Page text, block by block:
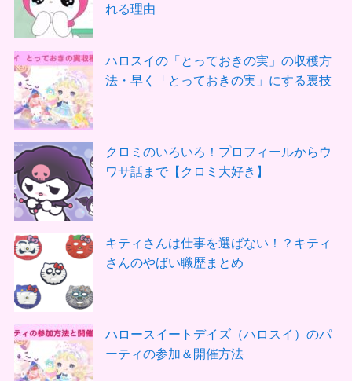
れる理由
ハロスイの「とっておきの実」の収穫方
法・早く「とっておきの実」にする裏技
クロミのいろいろ！プロフィールからウ
ワサ話まで【クロミ大好き】
キティさんは仕事を選ばない！？キティ
さんのやばい職歴まとめ
ハロースイートデイズ（ハロスイ）のパ
ーティの参加＆開催方法